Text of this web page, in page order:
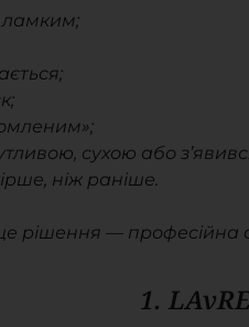
ламким;
сухою або
ніж раніше.
рішення — професійна
1.